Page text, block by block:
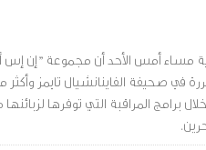
مساء أمس الأحد أن مجموعة "إن إس
برامج المراقبة التي توفرها